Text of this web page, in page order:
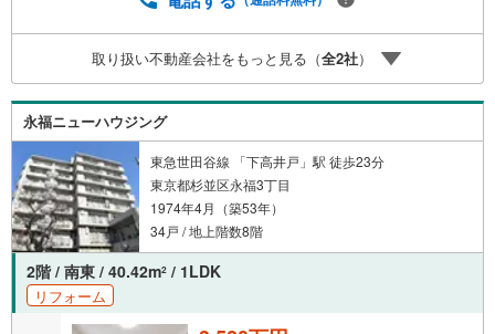
スライトは出金と譲渡はできません。ご案内・詳細な資料
のご請求はお気軽にどうぞ♪お電話でのお問い合わせも常
時受け付けております！お気軽にお問い合わせください。
取り扱い不動産会社をもっと見る（全2社）
永福ニューハウジング
東急世田谷線 「下高井戸」駅 徒歩23分
東京都杉並区永福3丁目
1974年4月（築53年）
34戸 / 地上階数8階
2階 / 南東 / 40.42m2 / 1LDK
リフォーム